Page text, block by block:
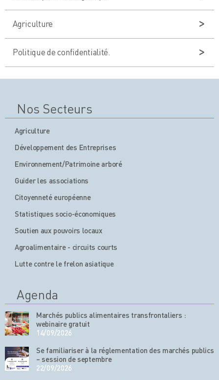
Agriculture
Politique de confidentialité.
Nos Secteurs
Agriculture
Développement des Entreprises
Environnement/Patrimoine arboré
Guider les associations
Citoyenneté européenne
Statistiques socio-économiques
Soutien aux pouvoirs locaux
Agroalimentaire - circuits courts
Lutte contre le frelon asiatique
Agenda
Marchés publics alimentaires transfrontaliers :
webinaire gratuit
14/09/2026
Se familiariser à la réglementation des marchés publics
– session de septembre
22/09/2026